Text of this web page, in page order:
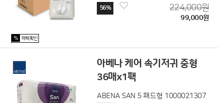
56% 224,000원
99,000원
% 혜택확인
아베나 케어 속기저귀 중형
36매x1팩
ABENA SAN 5 패드형 1000021307